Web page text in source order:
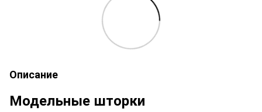
Описание
Модельные шторки